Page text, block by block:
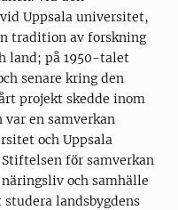
Uppsala universitet,
tradition av forskning
land; på 1950-talet
senare kring den
projekt skedde inom
var en samverkan
och Uppsala
för samverkan
och samhälle
studera landsbygdens